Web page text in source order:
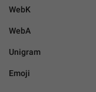
WebK
WebA
Unigram
Emoji